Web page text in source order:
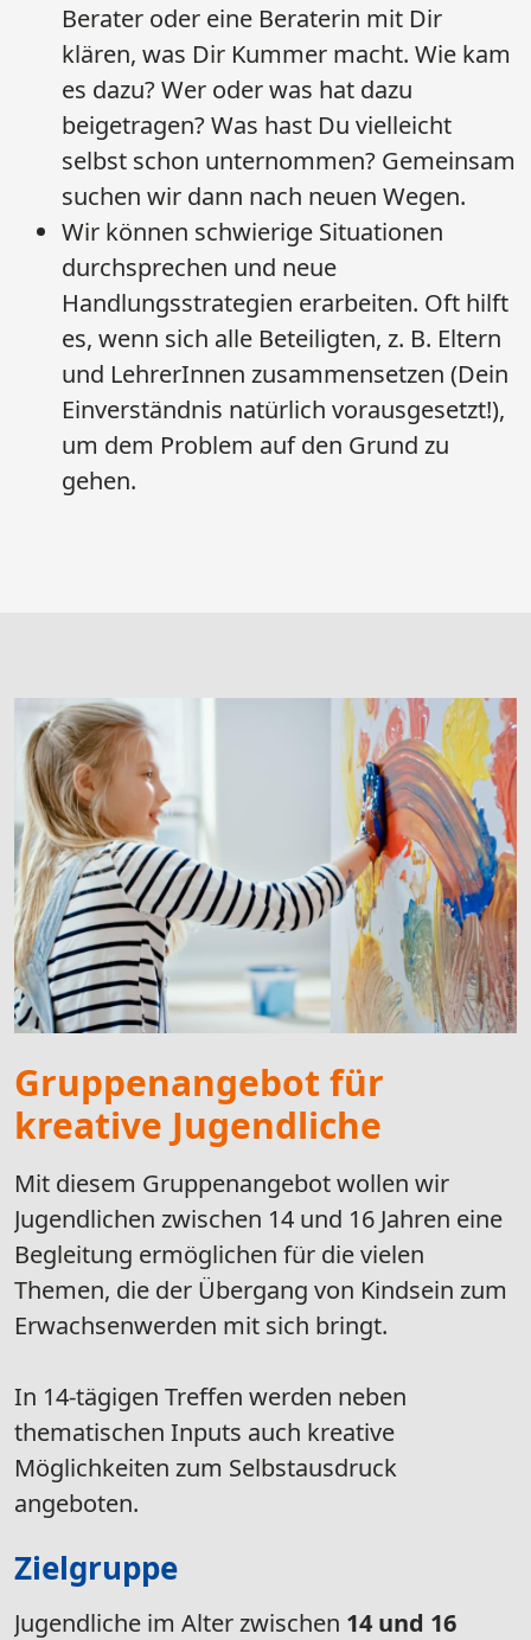
Berater oder eine Beraterin mit Dir
klären, was Dir Kummer macht. Wie kam
es dazu? Wer oder was hat dazu
beigetragen? Was hast Du vielleicht
selbst schon unternommen? Gemeinsam
suchen wir dann nach neuen Wegen.
Wir können schwierige Situationen
durchsprechen und neue
Handlungsstrategien erarbeiten. Oft hilft
es, wenn sich alle Beteiligten, z. B. Eltern
und LehrerInnen zusammensetzen (Dein
Einverständnis natürlich vorausgesetzt!),
um dem Problem auf den Grund zu
gehen.
Gruppenangebot für
kreative Jugendliche
Mit diesem Gruppenangebot wollen wir
Jugendlichen zwischen 14 und 16 Jahren eine
Begleitung ermöglichen für die vielen
Themen, die der Übergang von Kindsein zum
Erwachsenwerden mit sich bringt.
In 14-tägigen Treffen werden neben
thematischen Inputs auch kreative
Möglichkeiten zum Selbstausdruck
angeboten.
Zielgruppe
Jugendliche​​​​​​​​​​​​​​​​​​​​​ im Alter zwischen 14 und 16